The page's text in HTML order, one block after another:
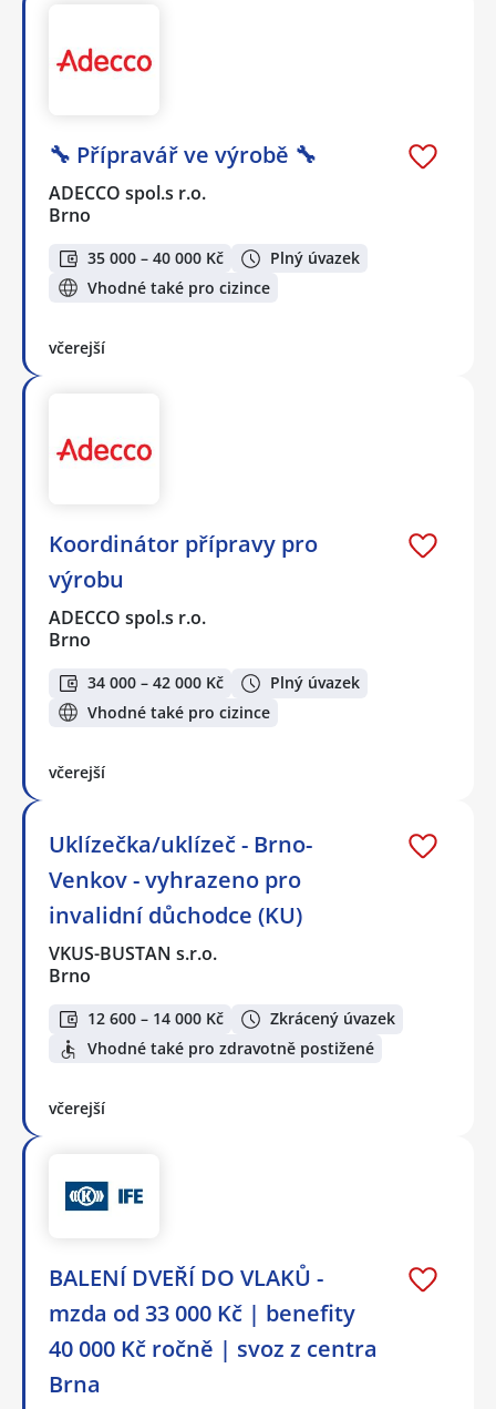
🔧 Přípravář ve výrobě 🔧
ADECCO spol.s r.o.
Brno
35 000 – 40 000 Kč
Plný úvazek
Vhodné také pro cizince
včerejší
Koordinátor přípravy pro
výrobu
ADECCO spol.s r.o.
Brno
34 000 – 42 000 Kč
Plný úvazek
Vhodné také pro cizince
včerejší
Uklízečka/uklízeč - Brno-
Venkov - vyhrazeno pro
invalidní důchodce (KU)
VKUS-BUSTAN s.r.o.
Brno
12 600 – 14 000 Kč
Zkrácený úvazek
Vhodné také pro zdravotně postižené
včerejší
BALENÍ DVEŘÍ DO VLAKŮ -
mzda od 33 000 Kč | benefity
40 000 Kč ročně | svoz z centra
Brna